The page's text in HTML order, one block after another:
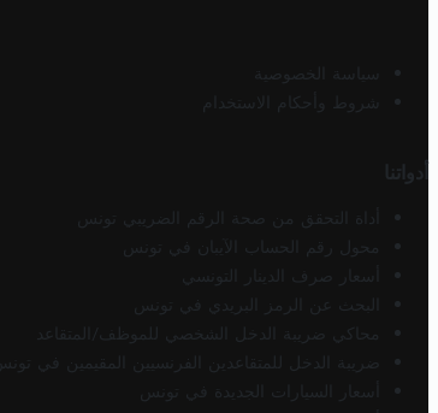
سياسة الخصوصية
شروط وأحكام الاستخدام
أدواتنا
أداة التحقق من صحة الرقم الضريبي تونس
محول رقم الحساب الآيبان في تونس
أسعار صرف الدينار التونسي
البحث عن الرمز البريدي في تونس
محاكي ضريبة الدخل الشخصي للموظف/المتقاعد
ضريبة الدخل للمتقاعدين الفرنسيين المقيمين في تونس
أسعار السيارات الجديدة في تونس